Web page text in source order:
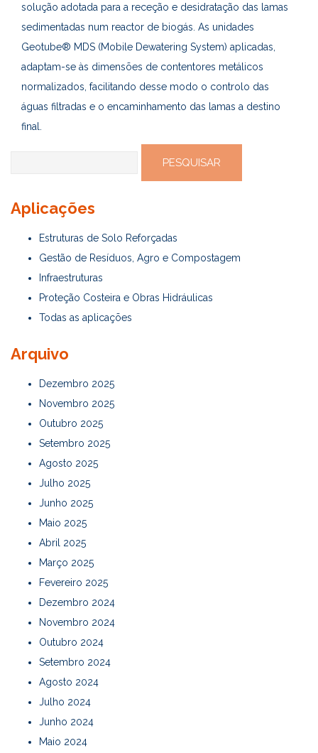
solução adotada para a receção e desidratação das lamas
sedimentadas num reactor de biogás. As unidades
Geotube® MDS (Mobile Dewatering System) aplicadas,
adaptam-se às dimensões de contentores metálicos
normalizados, facilitando desse modo o controlo das
águas filtradas e o encaminhamento das lamas a destino
final.
Aplicações
Estruturas de Solo Reforçadas
Gestão de Resíduos, Agro e Compostagem
Infraestruturas
Proteção Costeira e Obras Hidráulicas
Todas as aplicações
Arquivo
Dezembro 2025
Novembro 2025
Outubro 2025
Setembro 2025
Agosto 2025
Julho 2025
Junho 2025
Maio 2025
Abril 2025
Março 2025
Fevereiro 2025
Dezembro 2024
Novembro 2024
Outubro 2024
Setembro 2024
Agosto 2024
Julho 2024
Junho 2024
Maio 2024